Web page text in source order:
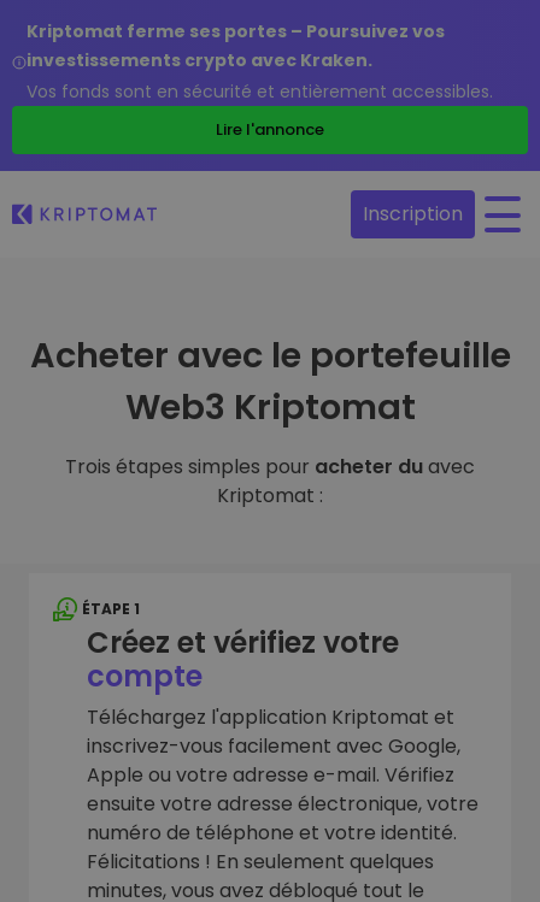
Kriptomat ferme ses portes – Poursuivez vos
investissements crypto avec Kraken.
Vos fonds sont en sécurité et entièrement accessibles.
Lire l'annonce
Inscription
Acheter avec le portefeuille
Web3 Kriptomat
Trois étapes simples pour acheter duavec
Kriptomat :
ÉTAPE 1
Créez et vérifiez votre
compte
Téléchargez l'application Kriptomat et
inscrivez-vous facilement avec Google,
Apple ou votre adresse e-mail. Vérifiez
ensuite votre adresse électronique, votre
numéro de téléphone et votre identité.
Félicitations ! En seulement quelques
minutes, vous avez débloqué tout le